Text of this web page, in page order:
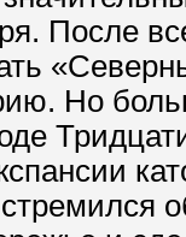
После
Но